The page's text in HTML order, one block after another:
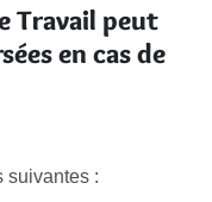
Travail peut
en cas de
suivantes :